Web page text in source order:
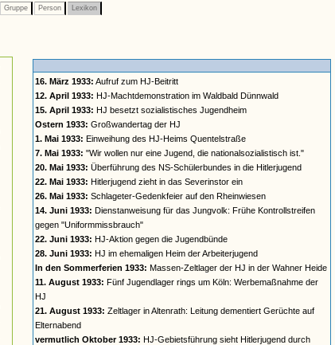
Gruppe Person Lexikon
16. März 1933: Aufruf zum HJ-Beitritt
12. April 1933: HJ-Machtdemonstration im Waldbald Dünnwald
15. April 1933: HJ besetzt sozialistisches Jugendheim
Ostern 1933: Großwandertag der HJ
1. Mai 1933: Einweihung des HJ-Heims Quentelstraße
7. Mai 1933: "Wir wollen nur eine Jugend, die nationalsozialistisch ist."
20. Mai 1933: Überführung des NS-Schülerbundes in die Hitlerjugend
22. Mai 1933: Hitlerjugend zieht in das Severinstor ein
26. Mai 1933: Schlageter-Gedenkfeier auf den Rheinwiesen
14. Juni 1933: Dienstanweisung für das Jungvolk: Frühe Kontrollstreifen
gegen "Uniformmissbrauch"
22. Juni 1933: HJ-Aktion gegen die Jugendbünde
28. Juni 1933: HJ im ehemaligen Heim der Arbeiterjugend
In den Sommerferien 1933: Massen-Zeltlager der HJ in der Wahner Heide
11. August 1933: Fünf Jugendlager rings um Köln: Werbemaßnahme der
HJ
21. August 1933: Zeltlager in Altenrath: Leitung dementiert Gerüchte auf
Elternabend
vermutlich Oktober 1933: HJ-Gebietsführung sieht Hitlerjugend durch